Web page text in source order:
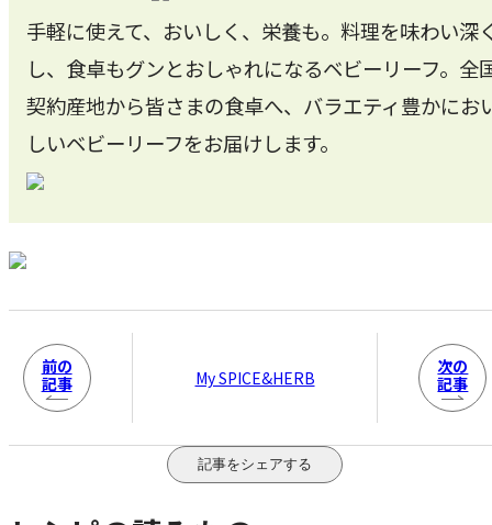
手軽に使えて、おいしく、栄養も。料理を味わい深
し、食卓もグンとおしゃれになるベビーリーフ。全
契約産地から皆さまの食卓へ、バラエティ豊かにお
しいベビーリーフをお届けします。
前の
記事
My SPICE&HERB
次の
記事
記事をシェアする